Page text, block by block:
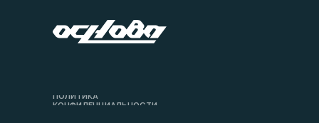
ПОЛИТИКА
КОНФИДЕНЦИАЛЬНОСТИ